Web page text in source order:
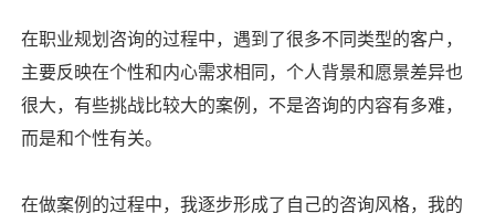
在职业规划咨询的过程中，遇到了很多不同类型的客户，
主要反映在个性和内心需求相同，个人背景和愿景差异也
很大，有些挑战比较大的案例，不是咨询的内容有多难，
而是和个性有关。
在做案例的过程中，我逐步形成了自己的咨询风格，我的